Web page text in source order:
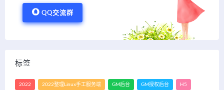
QQ交流群
标签
2022 2022整理Linux手工服务端 GM后台 GM授权后台 H5